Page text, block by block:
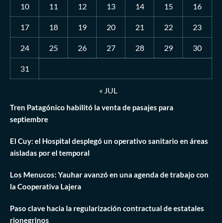
10 11 12 13 14 15 16
17 18 19 20 21 22 23
24 25 26 27 28 29 30
31
« JUL
Tren Patagónico habilitó la venta de pasajes para
septiembre
El Cuy: el Hospital desplegó un operativo sanitario en áreas
aisladas por el temporal
Los Menucos: Yauhar avanzó en una agenda de trabajo con
la Cooperativa Lajera
Paso clave hacia la regularización contractual de estatales
rionegrinos